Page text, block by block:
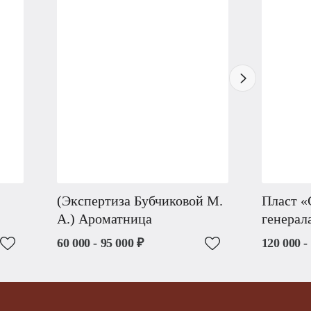
(Экспертиза Бубчиковой М.
А.) Ароматница
60 000 - 95 000 ₽
Пласт
120 000